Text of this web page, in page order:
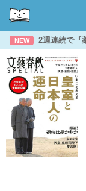
NEW 2週連続で『